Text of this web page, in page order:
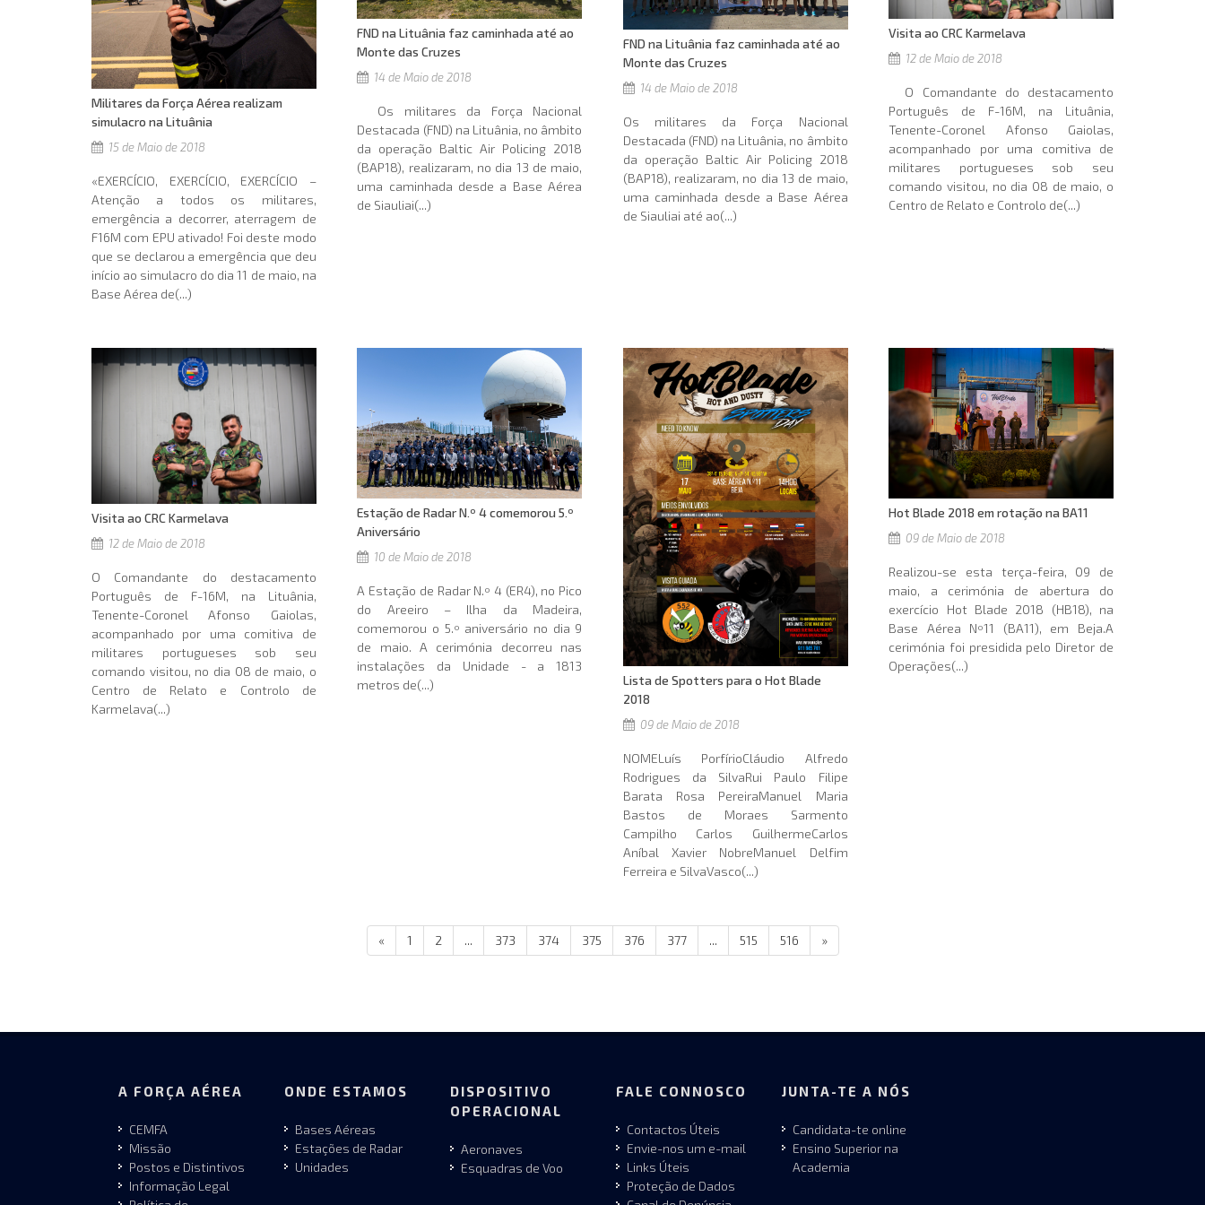
Militares da Força Aérea realizam
simulacro na Lituânia
15 de Maio de 2018
«EXERCÍCIO, EXERCÍCIO, EXERCÍCIO –
Atenção a todos os militares,
emergência a decorrer, aterragem de
F16M com EPU ativado! Foi deste modo
que se declarou a emergência que deu
início ao simulacro do dia 11 de maio, na
Base Aérea de(...)
FND na Lituânia faz caminhada até ao
Monte das Cruzes
14 de Maio de 2018
Os militares da Força Nacional
Destacada (FND) na Lituânia, no âmbito
da operação Baltic Air Policing 2018
(BAP18), realizaram, no dia 13 de maio,
uma caminhada desde a Base Aérea
de Siauliai(...)
FND na Lituânia faz caminhada até ao
Monte das Cruzes
14 de Maio de 2018
Os militares da Força Nacional
Destacada (FND) na Lituânia, no âmbito
da operação Baltic Air Policing 2018
(BAP18), realizaram, no dia 13 de maio,
uma caminhada desde a Base Aérea
de Siauliai até ao(...)
Visita ao CRC Karmelava
12 de Maio de 2018
O Comandante do destacamento
Português de F-16M, na Lituânia,
Tenente-Coronel Afonso Gaiolas,
acompanhado por uma comitiva de
militares portugueses sob seu
comando visitou, no dia 08 de maio, o
Centro de Relato e Controlo de(...)
Visita ao CRC Karmelava
12 de Maio de 2018
O Comandante do destacamento
Português de F-16M, na Lituânia,
Tenente-Coronel Afonso Gaiolas,
acompanhado por uma comitiva de
militares portugueses sob seu
comando visitou, no dia 08 de maio, o
Centro de Relato e Controlo de
Karmelava(...)
Estação de Radar N.º 4 comemorou 5.º
Aniversário
10 de Maio de 2018
A Estação de Radar N.º 4 (ER4), no Pico
do Areeiro – Ilha da Madeira,
comemorou o 5.º aniversário no dia 9
de maio. A cerimónia decorreu nas
instalações da Unidade - a 1813
metros de(...)
Lista de Spotters para o Hot Blade
2018
09 de Maio de 2018
NOMELuís PorfírioCláudio Alfredo
Rodrigues da SilvaRui Paulo Filipe
Barata Rosa PereiraManuel Maria
Bastos de Moraes Sarmento
Campilho Carlos GuilhermeCarlos
Aníbal Xavier NobreManuel Delfim
Ferreira e SilvaVasco(...)
Hot Blade 2018 em rotação na BA11
09 de Maio de 2018
Realizou-se esta terça-feira, 09 de
maio, a cerimónia de abertura do
exercício Hot Blade 2018 (HB18), na
Base Aérea Nº11 (BA11), em Beja.A
cerimónia foi presidida pelo Diretor de
Operações(...)
« 1 2 ... 373 374 375 376 377 ... 515 516 »
A FORÇA AÉREA
CEMFA
Missão
Postos e Distintivos
Informação Legal
ONDE ESTAMOS
Bases Aéreas
Estações de Radar
Unidades
DISPOSITIVO
OPERACIONAL
Aeronaves
Esquadras de Voo
FALE CONNOSCO
Contactos Úteis
Envie-nos um e-mail
Links Úteis
Proteção de Dados
JUNTA-TE A NÓS
Candidata-te online
Ensino Superior na
Academia